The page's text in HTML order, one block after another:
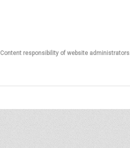
Content responsibility of website